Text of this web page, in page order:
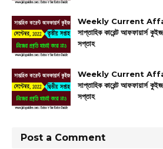
Weekly Current
সাপ্তাহিক কারেন্ট আফফায়ার্স
সপ্তাহ
Weekly Current
সাপ্তাহিক কারেন্ট আফফায়ার্স
সপ্তাহ
Post a Comment